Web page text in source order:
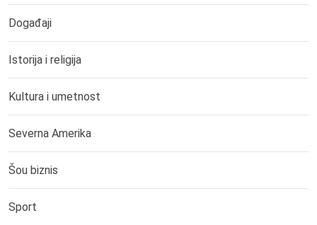
Događaji
Istorija i religija
Kultura i umetnost
Severna Amerika
Šou biznis
Sport